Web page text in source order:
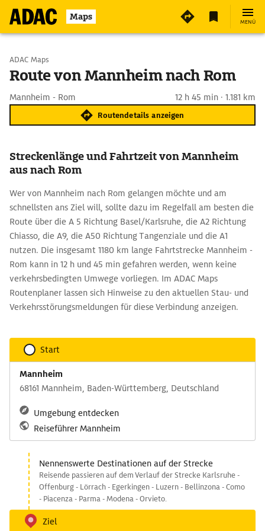
Maps MENÜ
Start wählen
ADAC Maps
Route von Mannheim nach Rom
Mannheim - Rom 12 h 45 min · 1.181 km
Routendetails anzeigen
Streckenlänge und Fahrtzeit von Mannheim
aus nach Rom
Wer von Mannheim nach Rom gelangen möchte und am
schnellsten ans Ziel will, sollte dazu im Regelfall am besten die
Route über die A 5 Richtung Basel/Karlsruhe, die A2 Richtung
Chiasso, die A9, die A50 Richtung Tangenziale und die A1
nutzen. Die insgesamt 1180 km lange Fahrtstrecke Mannheim -
Rom kann in 12 h und 45 min gefahren werden, wenn keine
verkehrsbedingten Umwege vorliegen. Im ADAC Maps
Routenplaner lassen sich Hinweise zu den aktuellen Stau- und
Verkehrsstörungsmeldungen für diese Verbindung anzeigen.
Start
Mannheim
68161 Mannheim, Baden-Württemberg, Deutschland
Umgebung entdecken
Reiseführer Mannheim
Nennenswerte Destinationen auf der Strecke
Reisende passieren auf dem Verlauf der Strecke Karlsruhe -
Offenburg - Lörrach - Egerkingen - Luzern - Bellinzona - Como
- Piacenza - Parma - Modena - Orvieto.
Ziel